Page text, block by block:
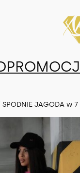
SPODNIE JAGODA w